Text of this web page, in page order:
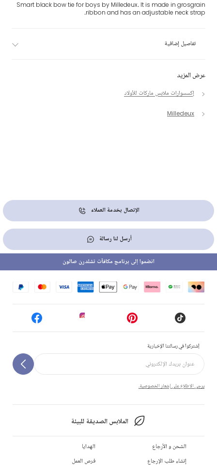
عرض المزيد
إكسسوارات ملابس ماركات للأولاد
Milledeux
Smart black bow tie for boys by Milledeux. It is made in grosgrain
ribbon and has an adjustable neck strap.
تفاصيل إضافية
الإتصال بخدمة العملاء
أرسل لنا رسالة
إشتركوا في رسالتنا الإخبارية
يرجى الاطلاع على إشعار الخصوصية.
الملابس الصديقة للبيئة
انضموا إلى برنامج مكافآت تشلدرن صالون
الشحن و الأرجاع
إنشاء طلب الإرجاع
الهدايا
فرص العمل